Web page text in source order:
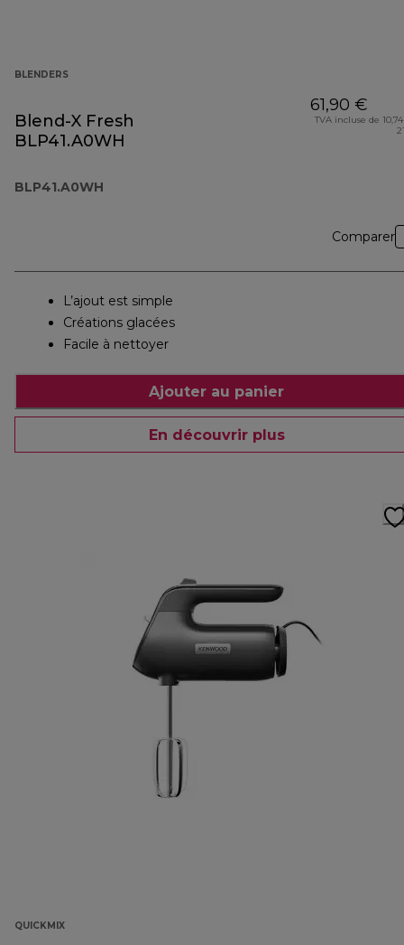
BLENDERS
Blend-X Fresh
BLP41.A0WH
BLP41.A0WH
61,90 €
TVA incluse de
Comparer
L’ajout est simple
Créations glacées
Facile à nettoyer
Ajouter au panier
En découvrir plus
QUICKMIX